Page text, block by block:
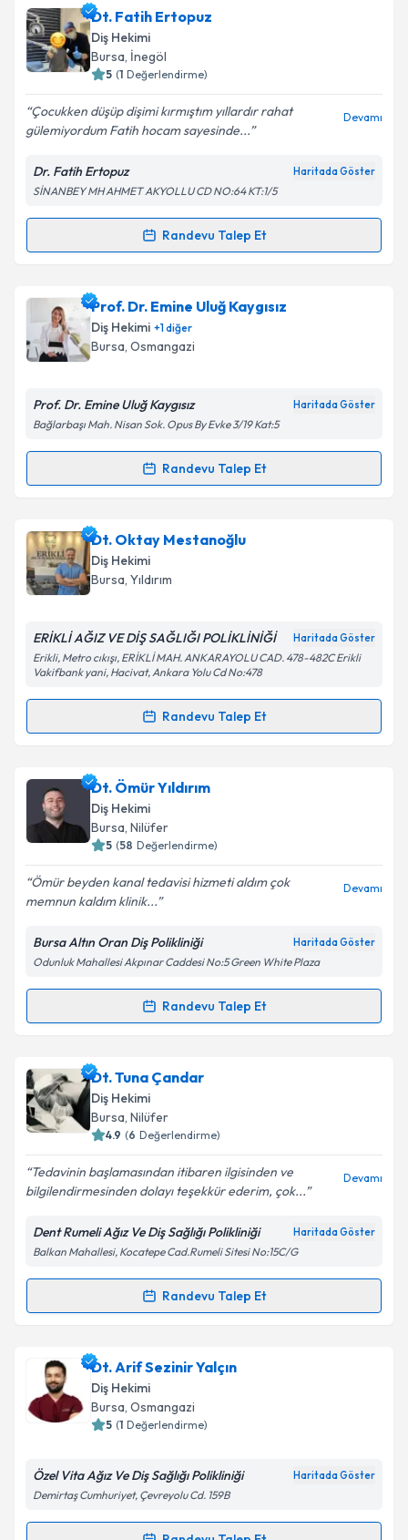
Dt. Fatih Ertopuz
Diş Hekimi
Bursa, İnegöl
5 (1 Değerlendirme)
Çocukken düşüp dişimi kırmıştım yıllardır rahat
gülemiyordum Fatih hocam sayesinde...
Devamı
Dr. Fatih Ertopuz Haritada Göster
SİNANBEY MH AHMET AKYOLLU CD NO:64 KT:1/5
Randevu Talep Et
Randevu Takvimi Talebi
Dt. Fatih Ertopuziçin randevu takvimi talebi
oluşturun. Size bu uzmandan randevu almanız için bir
takvim hazırlandığında e-posta ile bilgilendireceğiz.
Kişisel verilerimin işlenmesine ilişkin
Metni'ni okudum ve kişisel verilerimin belirtilen
Takvim Talebini Gönder
Prof. Dr. Emine Uluğ Kaygısız
Diş Hekimi +1diğer
Bursa, Osmangazi
Prof. Dr. Emine Uluğ Kaygısız Haritada Göster
Bağlarbaşı Mah. Nisan Sok. Opus By Evke 3/19 Kat:5
Randevu Talep Et
Randevu Takvimi Talebi
Prof. Dr. Emine Uluğ Kaygısıziçin randevu takvimi
talebi oluşturun. Size bu uzmandan randevu almanız
için bir takvim hazırlandığında e-posta ile
bilgilendireceğiz.
E-posta Adresiniz
Kişisel verilerimin işlenmesine ilişkin
Metni'ni okudum ve kişisel verilerimin belirtilen
Takvim Talebini Gönder
Dt. Oktay Mestanoğlu
Diş Hekimi
Bursa, Yıldırım
ERİKLİ AĞIZ VE DİŞ SAĞLIĞI POLİKLİNİĞİ Haritada Göster
Erikli, Metro cıkışı, ERİKLİ MAH. ANKARAYOLU CAD. 478-482C Erikli
Vakifbank yani, Hacivat, Ankara Yolu Cd No:478
Randevu Talep Et
Randevu Takvimi Talebi
Dt. Oktay Mestanoğluiçin randevu takvimi talebi
oluşturun. Size bu uzmandan randevu almanız için bir
takvim hazırlandığında e-posta ile bilgilendireceğiz.
Kişisel verilerimin işlenmesine ilişkin
Aydınlatma
Metni'ni okudum ve kişisel verilerimin belirtilen
kapsamda işlenmesini kabul ediyorum.
Dt. Ömür Yıldırım
Diş Hekimi
Bursa, Nilüfer
5 (58 Değerlendirme)
Ömür beyden kanal tedavisi hizmeti aldım çok
memnun kaldım klinik...
Devamı
Bursa Altın Oran Diş Polikliniği Haritada Göster
Odunluk Mahallesi Akpınar Caddesi No:5 Green White Plaza
Randevu Talep Et
Randevu Takvimi Talebi
Dt. Ömür Yıldırımiçin randevu takvimi talebi
oluşturun. Size bu uzmandan randevu almanız için bir
takvim hazırlandığında e-posta ile bilgilendireceğiz.
Kişisel verilerimin işlenmesine ilişkin
Aydınlatma
Metni'ni okudum ve kişisel verilerimin belirtilen
kapsamda işlenmesini kabul ediyorum.
Dt. Tuna Çandar
Diş Hekimi
Bursa, Nilüfer
4.9 (6 Değerlendirme)
Tedavinin başlamasından itibaren ilgisinden ve
bilgilendirmesinden dolayı teşekkür ederim, çok...
Devamı
Dent Rumeli Ağız Ve Diş Sağlığı Polikliniği Haritada Göster
Balkan Mahallesi, Kocatepe Cad.Rumeli Sitesi No:15C/G
Randevu Talep Et
Randevu Takvimi Talebi
Dt. Tuna Çandariçin randevu takvimi talebi
oluşturun. Size bu uzmandan randevu almanız için bir
takvim hazırlandığında e-posta ile bilgilendireceğiz.
Kişisel verilerimin işlenmesine ilişkinAydınlatma
Dt. Arif Sezinir Yalçın
Diş Hekimi
Bursa, Osmangazi
5 (1 Değerlendirme)
Özel Vita Ağız Ve Diş Sağlığı Polikliniği Haritada Göster
Demirtaş Cumhuriyet, Çevreyolu Cd. 159B